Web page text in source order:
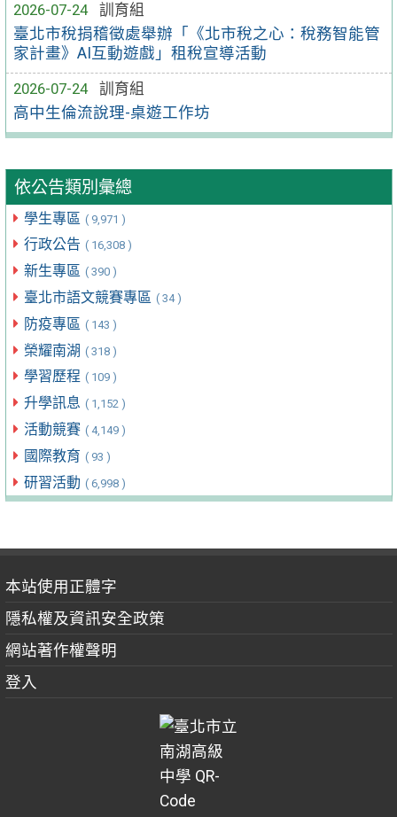
2026-07-24
訓育組
臺北市稅捐稽徵處舉辦「《北市稅之心：稅務智能管
家計畫》AI互動遊戲」租稅宣導活動
2026-07-24
訓育組
高中生倫流說理-桌遊工作坊
依公告類別彙總
學生專區 ( 9,971 )
行政公告 ( 16,308 )
新生專區 ( 390 )
臺北市語文競賽專區 ( 34 )
防疫專區 ( 143 )
榮耀南湖 ( 318 )
學習歷程 ( 109 )
升學訊息 ( 1,152 )
活動競賽 ( 4,149 )
國際教育 ( 93 )
研習活動 ( 6,998 )
本站使用正體字
隱私權及資訊安全政策
網站著作權聲明
登入